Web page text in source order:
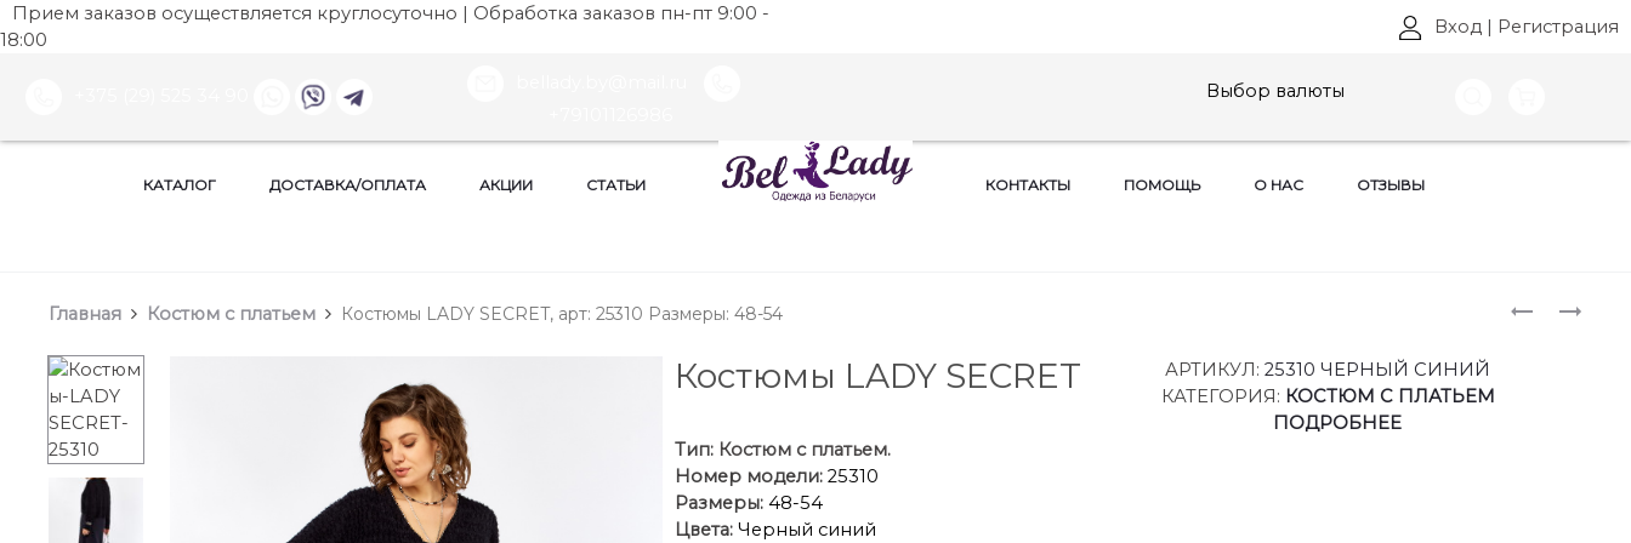
Прием заказов осуществляется круглосуточно | Обработка заказов пн-пт 9:00 -
18:00
Вход | Регистрация
Выбор валюты
КАТАЛОГ ДОСТАВКА/ОПЛАТА АКЦИИ СТАТЬИ КОНТАКТЫ ПОМОЩЬ О НАС ОТЗЫВЫ
ПЛАТЬЯ
ПЛАТЬЯ
Главная Костюм с платьем Костюмы LADY SECRET, арт: 25310 Размеры: 48-54
Костюмы LADY SECRET АРТИКУЛ:25310 ЧЕРНЫЙ СИНИЙ
КАТЕГОРИЯ: КОСТЮМ С ПЛАТЬЕМ
ПОДРОБНЕЕ
Тип: Костюм с платьем.
Номер модели:25310
Размеры:48-54
Цвета:Черный синий